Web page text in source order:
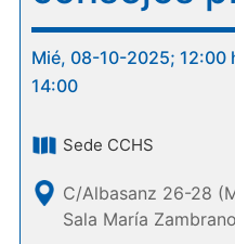
Mié, 08-10-2025; 12:00
14:00
Sede CCHS
C/Albasanz 26-28
Sala María